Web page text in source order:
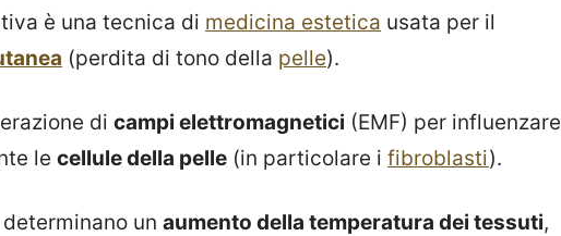
è una tecnica di medicina estetica usata per il
(perdita di tono della pelle).
di campi elettromagnetici (EMF) per influenzare
le cellule della pelle (in particolare i fibroblasti).
un aumento della temperatura dei tessuti,